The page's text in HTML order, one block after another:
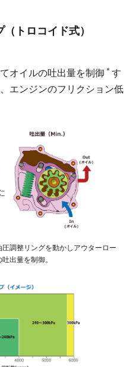
（トロコイド式）
オイルの吐出量を制御 ＊ す
エンジンのフリクション低
調整リングを動かしアウターロー
出量を制御。